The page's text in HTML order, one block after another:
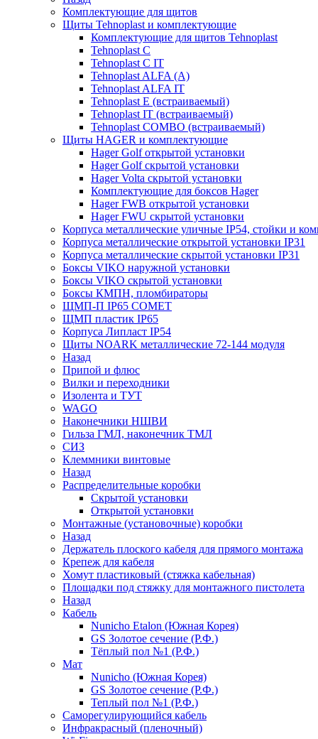
Комплектующие для щитов
Щиты Tehnoplast и комплектующие
Комплектующие для щитов Tehnoplast
Tehnoplast C
Tehnoplast C IT
Tehnoplast ALFA (А)
Tehnoplast ALFA IT
Tehnoplast E (встраиваемый)
Tehnoplast IT (встраиваемый)
Tehnoplast COMBO (встраиваемый)
Щиты HAGER и комплектующие
Hager Golf открытой установки
Hager Golf скрытой установки
Hager Volta скрытой установки
Комплектующие для боксов Hager
Hager FWB открытой установки
Hager FWU скрытой установки
Корпуса металлические уличные IP54, стойки и
Корпуса металлические открытой установки IP31
Корпуса металлические скрытой установки IP31
Боксы VIKO наружной установки
Боксы VIKO скрытой установки
Боксы КМПН, пломбираторы
ЩМП-П IP65 COMET
ЩМП пластик IP65
Корпуса Липласт IP54
Щиты NOARK металлические 72-144 модуля
Назад
Припой и флюс
Вилки и переходники
Изолента и ТУТ
WAGO
Наконечники НШВИ
Гильза ГМЛ, наконечник ТМЛ
СИЗ
Клеммники винтовые
Назад
Распределительные коробки
Скрытой установки
Открытой установки
Монтажные (установочные) коробки
Назад
Держатель плоского кабеля для прямого монтажа
Крепеж для кабеля
Хомут пластиковый (стяжка кабельная)
Площадки под стяжку для монтажного пистолета
Назад
Кабель
Nunicho Etalon (Южная Корея)
GS Золотое сечение (Р.Ф.)
Тёплый пол №1 (Р.Ф.)
Мат
Nunicho (Южная Корея)
GS Золотое сечение (Р.Ф.)
Теплый пол №1 (Р.Ф.)
Саморегулирующийся кабель
Инфракрасный (пленочный)